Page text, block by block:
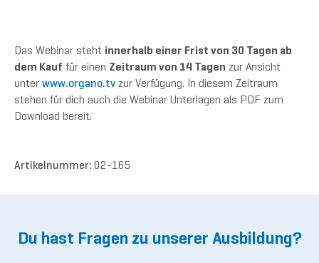
Das Webinar steht innerhalb einer Frist von 30 Tagen ab
dem Kauf für einen Zeitraum von 14 Tagen zur Ansicht
unter www.organo.tv zur Verfügung. In diesem Zeitraum
stehen für dich auch die Webinar Unterlagen als PDF zum
Download bereit.
Artikelnummer: 02-165
Du hast Fragen zu unserer Ausbildung?